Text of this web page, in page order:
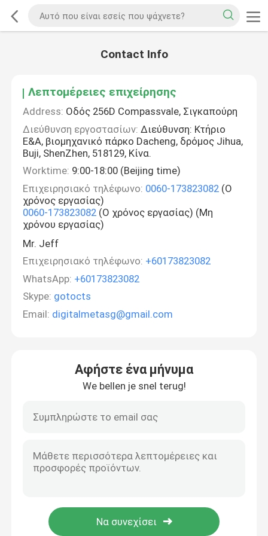
Contact Info
Λεπτομέρειες επιχείρησης
Address: Οδός 256D Compassvale, Σιγκαπούρη
Διεύθυνση εργοστασίων: Διεύθυνση: Κτήριο
Ε&Α, βιομηχανικό πάρκο Dacheng, δρόμος Jihua,
Buji, ShenZhen, 518129, Κίνα.
Worktime: 9:00-18:00 (Beijing time)
Επιχειρησιακό τηλέφωνο: 0060-173823082 (Ο
χρόνος εργασίας)
0060-173823082 (Ο χρόνος εργασίας) (Μη
χρόνου εργασίας)
Mr. Jeff
Επιχειρησιακό τηλέφωνο: +60173823082
WhatsApp: +60173823082
Skype: gotocts
Email: digitalmetasg@gmail.com
Αφήστε ένα μήνυμα
We bellen je snel terug!